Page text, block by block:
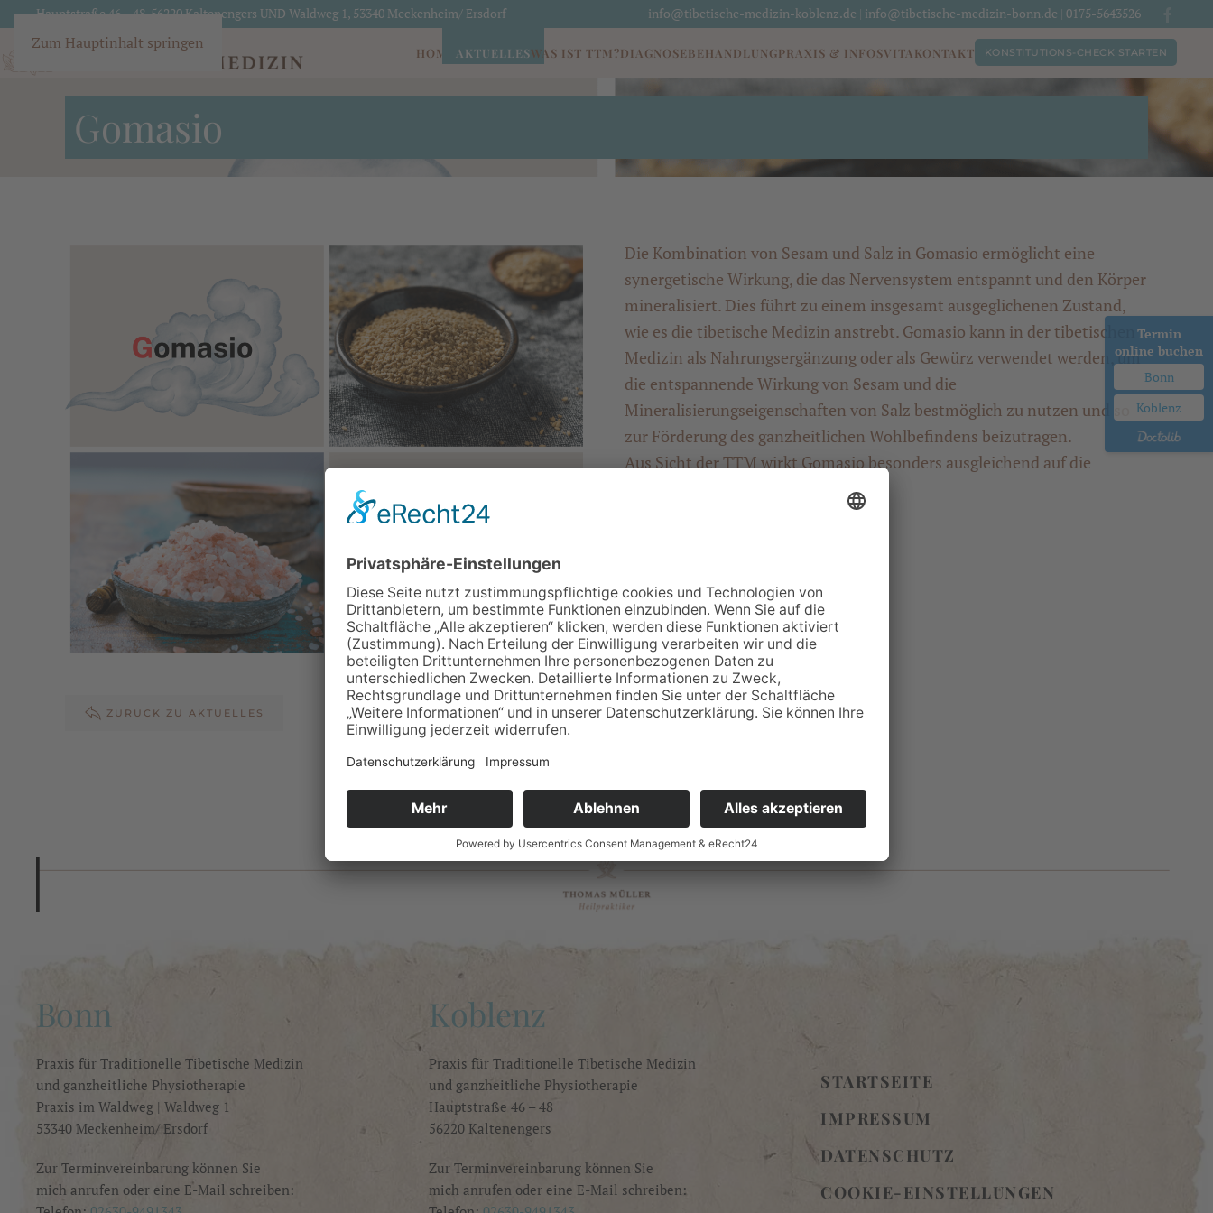
Zum Hauptinhalt springen
Hauptstraße 46 – 48, 56220 Kaltenengers UND Waldweg 1, 53340 Meckenheim/ Ersdorf info@tibetische-medizin-koblenz.de info@tibetische-medizin-bonn.de 0175-5643526
HOME AKTUELLESWAS IST TTM?DIAGNOSEBEHANDLUNGPRAXIS & INFOSVITAKONTAKT KONSTITUTIONS-CHECK STARTEN
Gomasio
Die Kombination von Sesam und Salz in Gomasio ermöglicht eine
synergetische Wirkung, die das Nervensystem entspannt und den Körper
mineralisiert. Dies führt zu einem insgesamt ausgeglichenen Zustand,
wie es die tibetische Medizin anstrebt. Gomasio kann in der tibetischen
Medizin als Nahrungsergänzung oder als Gewürz verwendet werden, um
die entspannende Wirkung von Sesam und die
Mineralisierungseigenschaften von Salz bestmöglich zu nutzen und so
zur Förderung des ganzheitlichen Wohlbefindens beizutragen.
Aus Sicht der TTM wirkt Gomasio besonders ausgleichend auf die
ZURÜCK ZU AKTUELLES
Bonn
Praxis für Traditionelle Tibetische Medizin
und ganzheitliche Physiotherapie
Praxis im Waldweg | Waldweg 1
53340 Meckenheim/ Ersdorf
Zur Terminvereinbarung können Sie
mich anrufen oder eine E-Mail schreiben:
Koblenz
Praxis für Traditionelle Tibetische Medizin
und ganzheitliche Physiotherapie
Hauptstraße 46 – 48
56220 Kaltenengers
Zur Terminvereinbarung können Sie
mich anrufen oder eine E-Mail schreiben:
STARTSEITE
IMPRESSUM
DATENSCHUTZ
COOKIE-EINSTELLUNGEN
Termin
online buchen
Bonn
Koblenz